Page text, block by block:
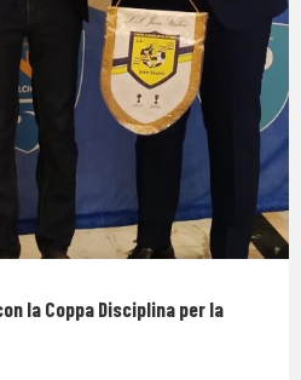
la Coppa Disciplina per la